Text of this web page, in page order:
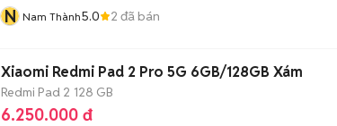
N Nam Thành5.0 2 đã bán
Xiaomi Redmi Pad 2 Pro 5G 6GB/128GB Xám
Redmi Pad 2 128 GB
6.250.000 đ